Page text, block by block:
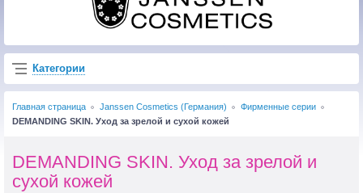
Категории
Главная страница Janssen Cosmetics (Германия)
Фирменные серии
DEMANDING SKIN. Уход за зрелой и сухой кожей
DEMANDING SKIN. Уход за зрелой и
сухой кожей